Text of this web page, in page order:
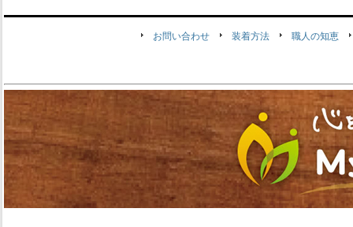
お問い合わせ 装着方法 職人の知恵